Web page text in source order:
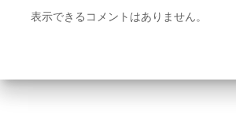
表示できるコメントはありません。